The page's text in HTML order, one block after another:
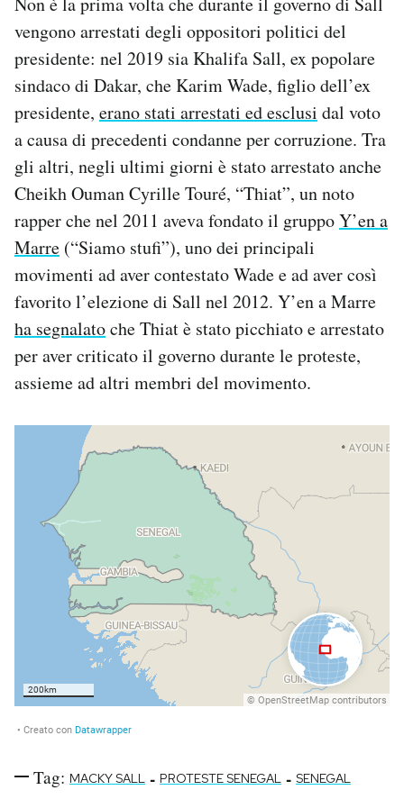
vengono arrestati degli oppositori politici del
presidente: nel 2019 sia Khalifa Sall, ex popolare
sindaco di Dakar, che Karim Wade, figlio dell’ex
presidente, erano stati arrestati ed esclusi dal voto
a causa di precedenti condanne per corruzione. Tra
gli altri, negli ultimi giorni è stato arrestato anche
Cheikh Ouman Cyrille Touré, “Thiat”, un noto
rapper che nel 2011 aveva fondato il gruppoY’en a
Marre (“Siamo stufi”), uno dei principali
movimenti ad aver contestato Wade e ad aver così
favorito l’elezione di Sall nel 2012. Y’en a Marre
ha segnalatoche Thiat è stato picchiato e arrestato
per aver criticato il governo durante le proteste,
assieme ad altri membri del movimento.
Tag: MACKY SALL - PROTESTE SENEGAL - SENEGAL